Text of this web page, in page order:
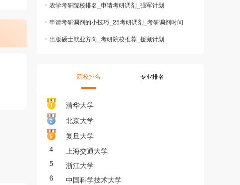
农学考研院校排名_申请考研调剂_强军计划
申请考研调剂的小技巧_25考研调剂_考研调剂时间
出版硕士就业方向_考研院校推荐_援藏计划
院校排名 专业排名
清华大学
北京大学
复旦大学
4
上海交通大学
5
浙江大学
6
中国科学技术大学